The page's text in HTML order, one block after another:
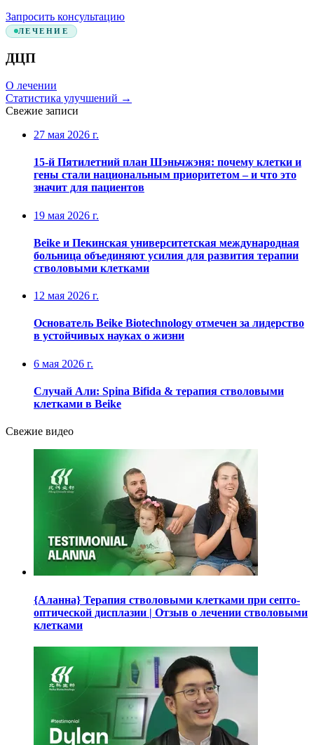
Запросить консультацию
ЛЕЧЕНИЕ
ДЦП
О лечении
Статистика улучшений →
Свежие записи
27 мая 2026 г.
15-й Пятилетний план Шэньчжэня: почему клетки и
гены стали национальным приоритетом – и что это
значит для пациентов
19 мая 2026 г.
Beike и Пекинская университетская международная
больница объединяют усилия для развития терапии
стволовыми клетками
12 мая 2026 г.
Основатель Beike Biotechnology отмечен за лидерство
в устойчивых науках о жизни
6 мая 2026 г.
Случай Али: Spina Bifida & терапия стволовыми
клетками в Beike
Свежие видео
{Аланна} Терапия стволовыми клетками при септо-
оптической дисплазии | Отзыв о лечении стволовыми
клетками